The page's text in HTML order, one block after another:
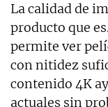
La calidad de
producto que
permite ver
con nitidez
contenido 4K
actuales sin